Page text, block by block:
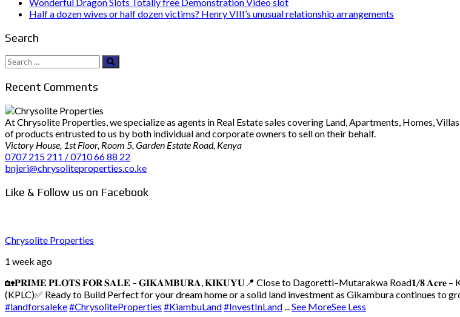
Half a dozen wives or half dozen victims? Henry VIII’s unusual relationship arrangements
Search
Search
for:
Recent Comments
At Chrysolite Properties, we specialize as agents in Real Estate sales covering Land, Apartments, Homes,
of products entrusted to us by both individual and corporate owners to sell on their behalf.
Victory House, 1st Floor, Room 5, Garden Estate Road, Kenya
0707 215 211 / 0710 66 88 22
bnjeri@chrysoliteproperties.co.ke
Like & Follow us on Facebook
Chrysolite Properties
1 week ago
🏡𝐏𝐑𝐈𝐌𝐄 𝐏𝐋𝐎𝐓𝐒 𝐅𝐎𝐑 𝐒𝐀𝐋𝐄 – 𝐆𝐈𝐊𝐀𝐌𝐁𝐔𝐑𝐀, 𝐊𝐈𝐊𝐔𝐘𝐔 📍 Close to Dagoretti–Mutarakwa Road𝟏/𝟖 𝐀𝐜𝐫𝐞 –
(KPLC)✅ Ready to Build Perfect for your dream home or a solid land investment as Gikambura continues to
#landforsaleke#ChrysoliteProperties #KiambuLand#InvestInLand...See MoreSee Less